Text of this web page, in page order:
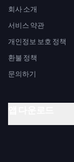
회사 소개
서비스 약관
개인정보 보호 정책
환불 정책
문의하기